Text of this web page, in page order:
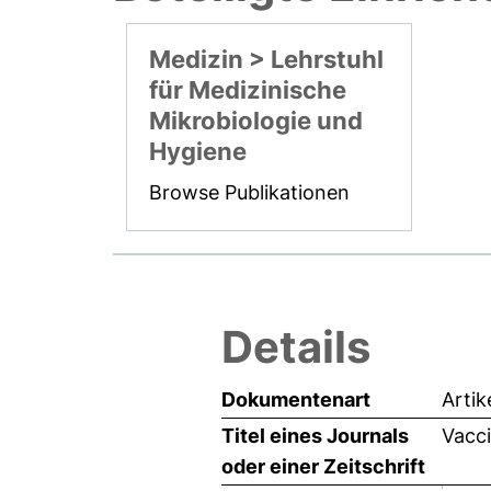
Medizin > Lehrstuhl
für Medizinische
Mikrobiologie und
Hygiene
Browse Publikationen
Details
Dokumentenart
Titel eines Journals
oder einer Zeitschrift